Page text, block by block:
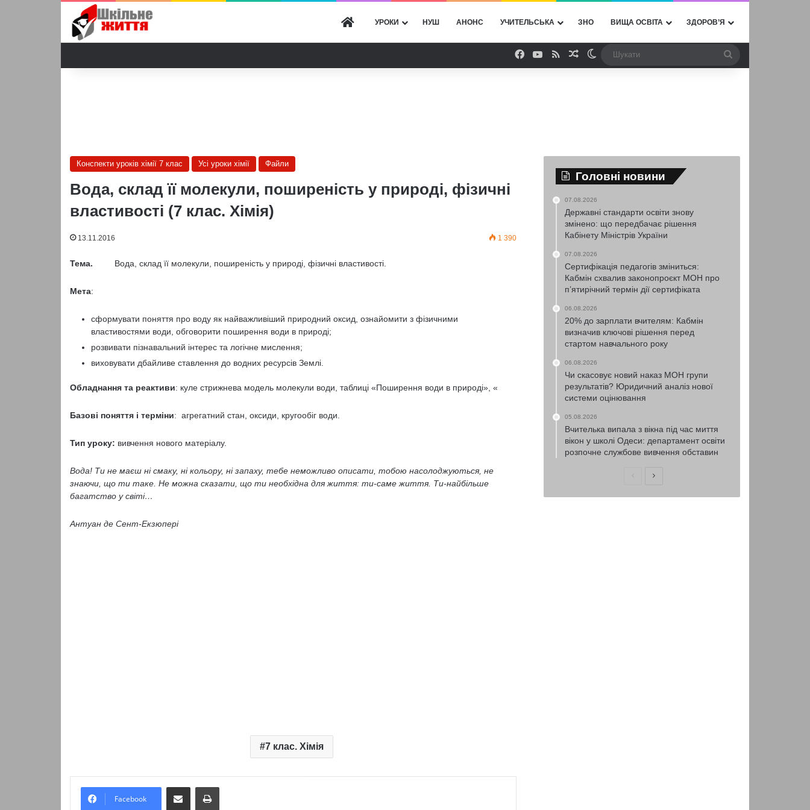
ГОЛОВНА
УРОКИ НУШ АНОНС УЧИТЕЛЬСЬКА ЗНО ВИЩА ОСВІТА ЗДОРОВ’Я
Facebook
YouTube
RSSВипадкова стаття
Switch skin
Конспекти уроків хімії 7 клас Усі уроки хімії Файли
Вода, склад її молекули, поширеність у природі, фізичні
властивості (7 клас. Хімія)
13.11.2016 1 390
Тема. Вода, склад її молекули, поширеність у природі, фізичні властивості.
Мета:
сформувати поняття про воду як найважливіший природний оксид, ознайомити з фізичними
властивостями води, обговорити поширення води в природі;
розвивати пізнавальний інтерес та логічне мислення;
виховувати дбайливе ставлення до водних ресурсів Землі.
Обладнання та реактиви: куле стрижнева модель молекули води, таблиці «Поширення води в природі», «
Базові поняття і терміни: агрегатний стан, оксиди, кругообіг води.
Тип уроку: вивчення нового матеріалу.
Вода! Ти не маєш ні смаку, ні кольору, ні запаху, тебе неможливо описати, тобою насолоджуються, не
знаючи, що ти таке. Не можна сказати, що ти необхідна для життя: ти-саме життя. Ти-найбільше
багатство у світі…
Антуан де Сент-Екзюпері
7 клас. Хімія
Facebook
Надіслати електронною поштоюНадрукувати
Головні новини
07.08.2026
Державні стандарти освіти знову
змінено: що передбачає рішення
Кабінету Міністрів України
07.08.2026
Сертифікація педагогів зміниться:
Кабмін схвалив законопроєкт МОН про
п’ятирічний термін дії сертифіката
06.08.2026
20% до зарплати вчителям: Кабмін
визначив ключові рішення перед
стартом навчального року
06.08.2026
Чи скасовує новий наказ МОН групи
результатів? Юридичний аналіз нової
системи оцінювання
05.08.2026
Вчителька випала з вікна під час миття
вікон у школі Одеси: департамент освіти
розпочне службове вивчення обставин
ПопередняНаступна